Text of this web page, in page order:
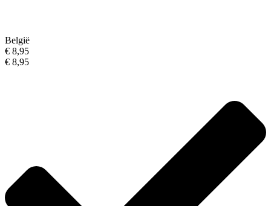
België
€ 8,95
€ 8,95